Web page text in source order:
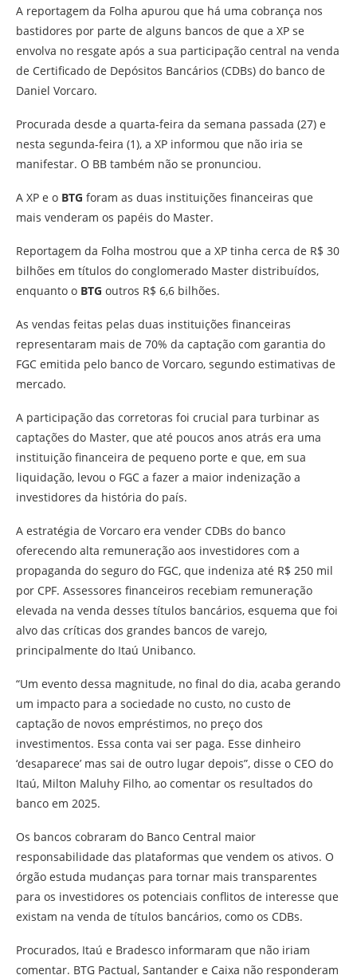
A reportagem da Folha apurou que há uma cobrança nos
bastidores por parte de alguns bancos de que a XP se
envolva no resgate após a sua participação central na venda
de Certificado de Depósitos Bancários (CDBs) do banco de
Daniel Vorcaro.
Procurada desde a quarta-feira da semana passada (27) e
nesta segunda-feira (1), a XP informou que não iria se
manifestar. O BB também não se pronunciou.
A XP e o BTG foram as duas instituições financeiras que
mais venderam os papéis do Master.
Reportagem da Folha mostrou que a XP tinha cerca de R$ 30
bilhões em títulos do conglomerado Master distribuídos,
enquanto o BTG outros R$ 6,6 bilhões.
As vendas feitas pelas duas instituições financeiras
representaram mais de 70% da captação com garantia do
FGC emitida pelo banco de Vorcaro, segundo estimativas de
mercado.
A participação das corretoras foi crucial para turbinar as
captações do Master, que até poucos anos atrás era uma
instituição financeira de pequeno porte e que, em sua
liquidação, levou o FGC a fazer a maior indenização a
investidores da história do país.
A estratégia de Vorcaro era vender CDBs do banco
oferecendo alta remuneração aos investidores com a
propaganda do seguro do FGC, que indeniza até R$ 250 mil
por CPF. Assessores financeiros recebiam remuneração
elevada na venda desses títulos bancários, esquema que foi
alvo das críticas dos grandes bancos de varejo,
principalmente do Itaú Unibanco.
“Um evento dessa magnitude, no final do dia, acaba gerando
um impacto para a sociedade no custo, no custo de
captação de novos empréstimos, no preço dos
investimentos. Essa conta vai ser paga. Esse dinheiro
‘desaparece’ mas sai de outro lugar depois”, disse o CEO do
Itaú, Milton Maluhy Filho, ao comentar os resultados do
banco em 2025.
Os bancos cobraram do Banco Central maior
responsabilidade das plataformas que vendem os ativos. O
órgão estuda mudanças para tornar mais transparentes
para os investidores os potenciais conflitos de interesse que
existam na venda de títulos bancários, como os CDBs.
Procurados, Itaú e Bradesco informaram que não iriam
comentar. BTG Pactual, Santander e Caixa não responderam